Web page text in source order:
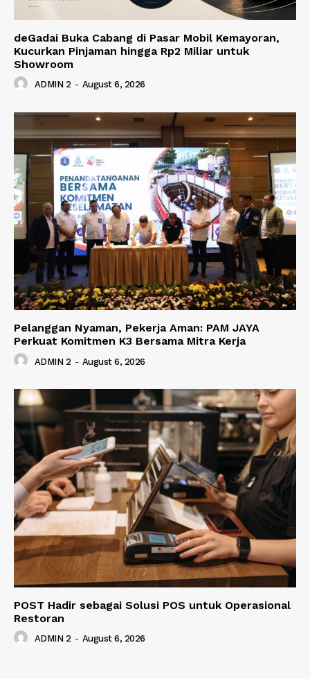
deGadai Buka Cabang di Pasar Mobil Kemayoran,
Kucurkan Pinjaman hingga Rp2 Miliar untuk
Showroom
ADMIN 2 - August 6, 2026
Pelanggan Nyaman, Pekerja Aman: PAM JAYA
Perkuat Komitmen K3 Bersama Mitra Kerja
ADMIN 2 - August 6, 2026
POST Hadir sebagai Solusi POS untuk Operasional
Restoran
ADMIN 2 - August 6, 2026